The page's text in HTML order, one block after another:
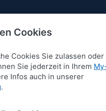
für Armbänder
Cookies
Cookies Sie zulassen oder
Sie jederzeit in Ihrem
Infos auch in unserer
.